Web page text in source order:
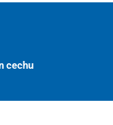
cechu